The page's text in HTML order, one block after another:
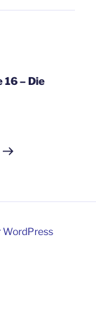
16 – Die
WordPress